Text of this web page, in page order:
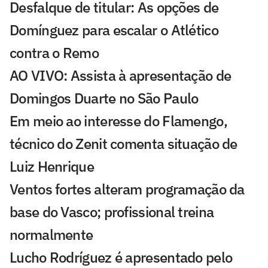
Desfalque de titular: As opções de
Domínguez para escalar o Atlético
contra o Remo
AO VIVO: Assista à apresentação de
Domingos Duarte no São Paulo
Em meio ao interesse do Flamengo,
técnico do Zenit comenta situação de
Luiz Henrique
Ventos fortes alteram programação da
base do Vasco; profissional treina
normalmente
Lucho Rodríguez é apresentado pelo